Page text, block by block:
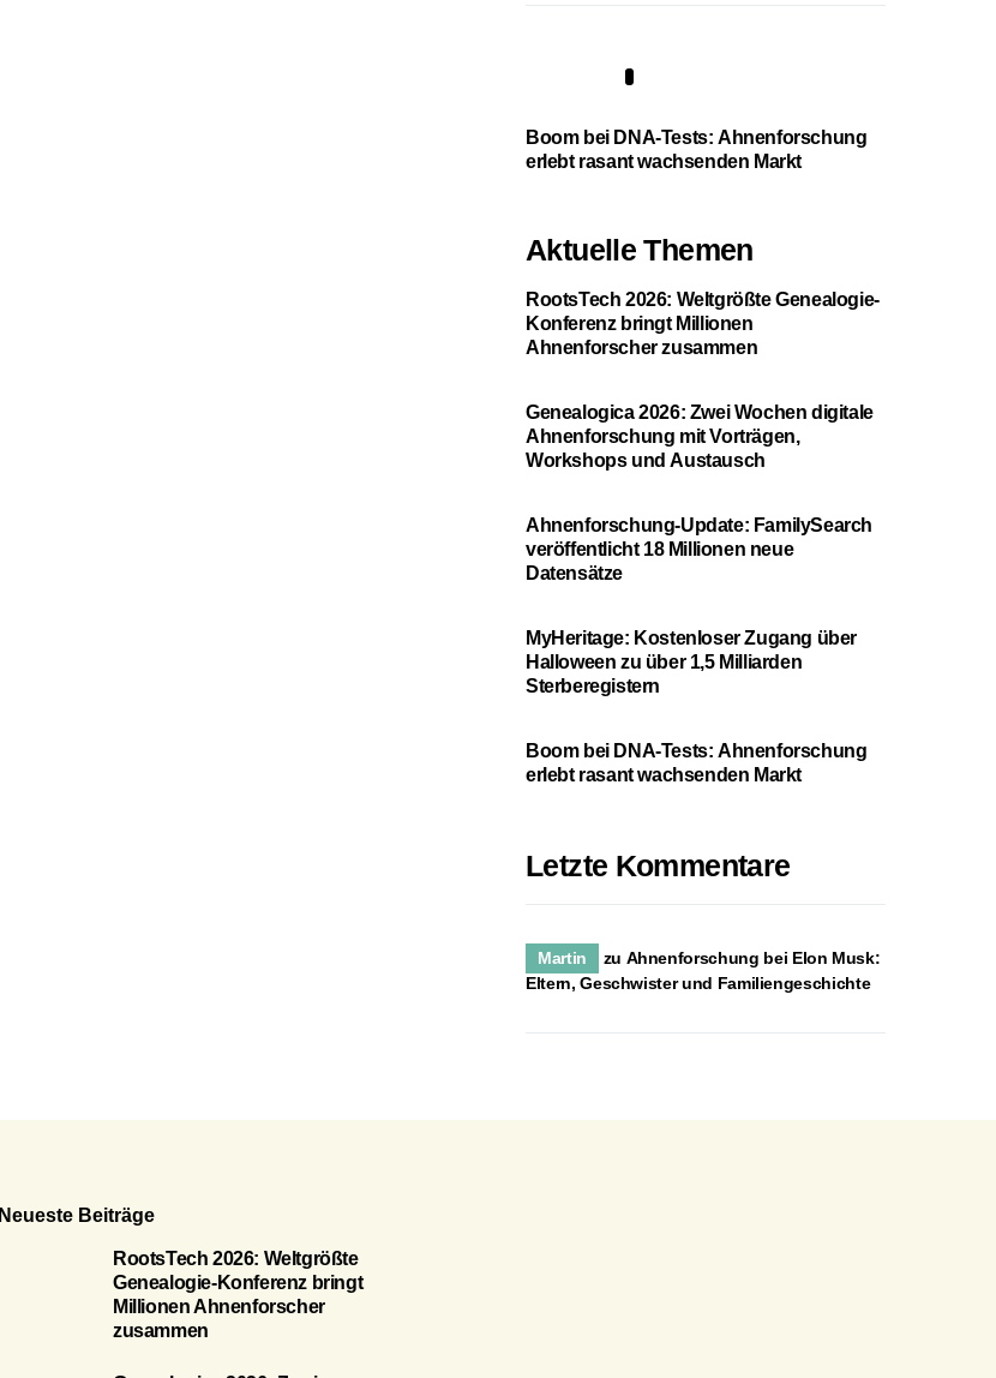
Boom bei DNA-Tests: Ahnenforschung
erlebt rasant wachsenden Markt
Aktuelle Themen
RootsTech 2026: Weltgrößte Genealogie-
Konferenz bringt Millionen
Ahnenforscher zusammen
Genealogica 2026: Zwei Wochen digitale
Ahnenforschung mit Vorträgen,
Workshops und Austausch
Ahnenforschung-Update: FamilySearch
veröffentlicht 18 Millionen neue
Datensätze
MyHeritage: Kostenloser Zugang über
Halloween zu über 1,5 Milliarden
Sterberegistern
Boom bei DNA-Tests: Ahnenforschung
erlebt rasant wachsenden Markt
Letzte Kommentare
Martin zu Ahnenforschung bei Elon Musk:
Eltern, Geschwister und Familiengeschichte
Neueste Beiträge
RootsTech 2026: Weltgrößte
Genealogie-Konferenz bringt
Millionen Ahnenforscher
zusammen